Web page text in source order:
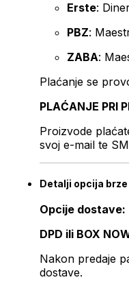
Erste:
PBZ:
ZABA:
Plaćanje se
PLAĆANJE PRI
Proizvode
svoj e-mail te
Detalji opcija
Opcije dostave:
DPD ili BOX
Nakon predaje
dostave.